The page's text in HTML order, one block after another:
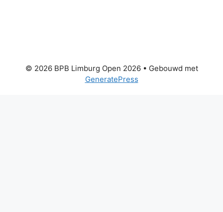
© 2026 BPB Limburg Open 2026• Gebouwd met
GeneratePress